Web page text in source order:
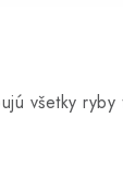
všetky